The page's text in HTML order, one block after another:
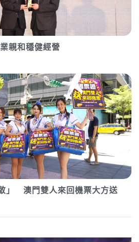
親和穩健經營
」 澳門雙人來回機票大方送